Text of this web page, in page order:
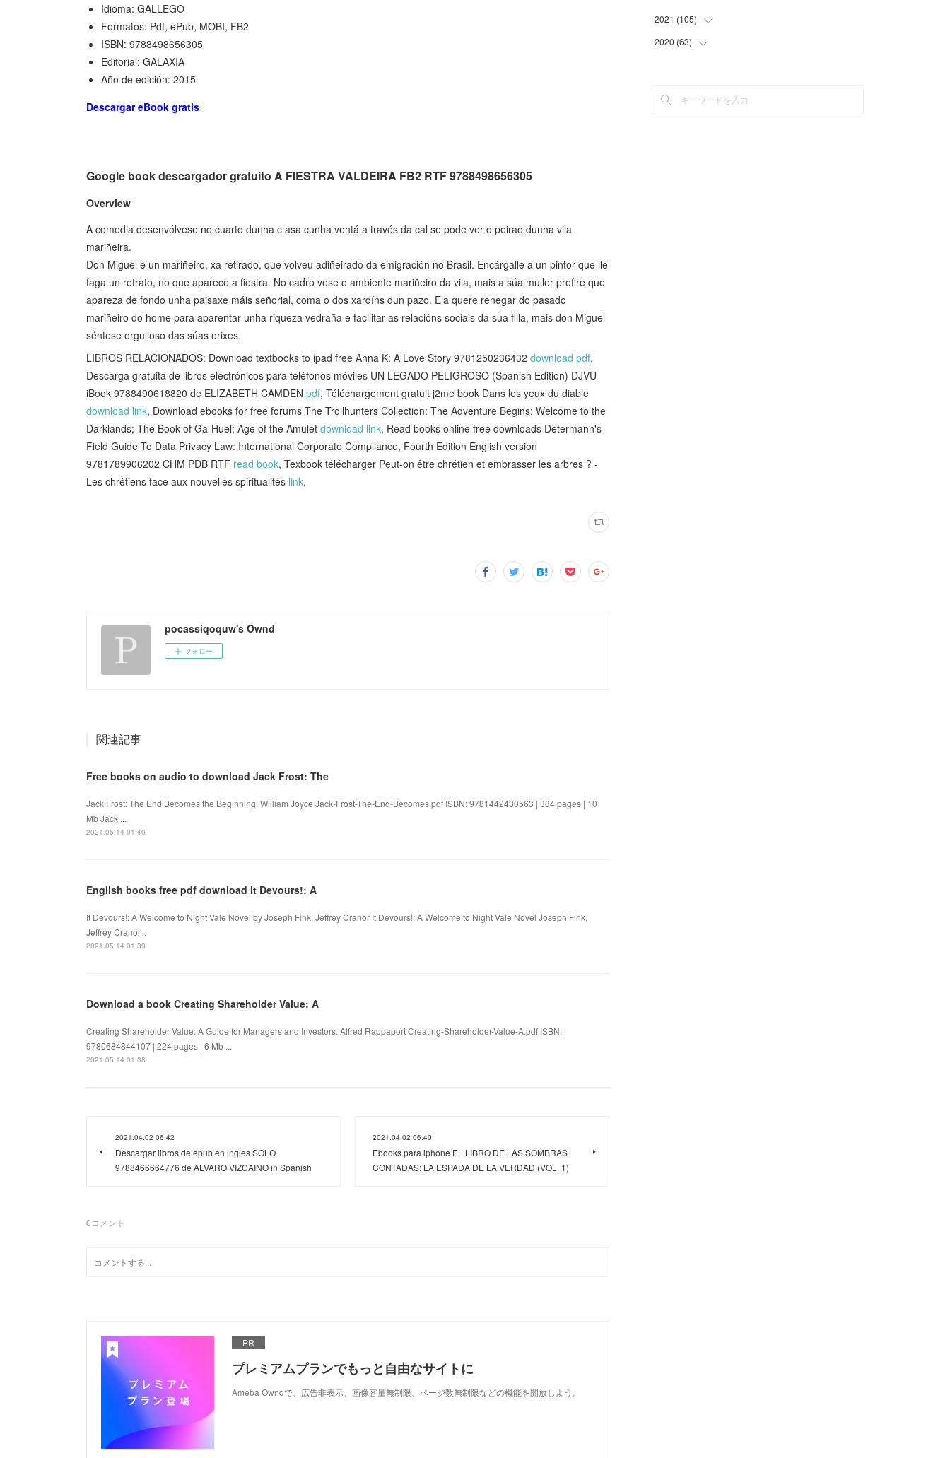
Idioma: GALLEGO
Formatos: Pdf, ePub, MOBI, FB2
ISBN: 9788498656305
Editorial: GALAXIA
Año de edición: 2015
Descargar eBook gratis
Google book descargador gratuito A FIESTRA VALDEIRA FB2 RTF 9788498656305
Overview
A comedia desenvólvese no cuarto dunha c asa cunha ventá a través da cal se pode ver o peirao dunha vila
mariñeira.
Don Miguel é un mariñeiro, xa retirado, que volveu adiñeirado da emigración no Brasil. Encárgalle a un pintor que lle
faga un retrato, no que aparece a fiestra. No cadro vese o ambiente mariñeiro da vila, mais a súa muller prefire que
apareza de fondo unha paisaxe máis señorial, coma o dos xardíns dun pazo. Ela quere renegar do pasado
mariñeiro do home para aparentar unha riqueza vedraña e facilitar as relacións sociais da súa filla, mais don Miguel
séntese orgulloso das súas orixes.
LIBROS RELACIONADOS: Download textbooks to ipad free Anna K: A Love Story 9781250236432 download pdf,
Descarga gratuita de libros electrónicos para teléfonos móviles UN LEGADO PELIGROSO (Spanish Edition) DJVU
iBook 9788490618820 de ELIZABETH CAMDEN pdf, Téléchargement gratuit j2me book Dans les yeux du diable
download link, Download ebooks for free forums The Trollhunters Collection: The Adventure Begins; Welcome to the
Darklands; The Book of Ga-Huel; Age of the Amulet download link, Read books online free downloads Determann's
Field Guide To Data Privacy Law: International Corporate Compliance, Fourth Edition English version
9781789906202 CHM PDB RTF read book, Texbook télécharger Peut-on être chrétien et embrasser les arbres ? -
Les chrétiens face aux nouvelles spiritualités link,
pocassiqoquw's Ownd
フォロー
関連記事
Free books on audio to download Jack Frost: The
Jack Frost: The End Becomes the Beginning. William Joyce Jack-Frost-The-End-Becomes.pdf ISBN: 9781442430563 | 384 pages | 10
Mb Jack ...
2021.05.14 01:40
English books free pdf download It Devours!: A
It Devours!: A Welcome to Night Vale Novel by Joseph Fink, Jeffrey Cranor It Devours!: A Welcome to Night Vale Novel Joseph Fink,
Jeffrey Cranor...
2021.05.14 01:39
Download a book Creating Shareholder Value: A
Creating Shareholder Value: A Guide for Managers and Investors. Alfred Rappaport Creating-Shareholder-Value-A.pdf ISBN:
9780684844107 | 224 pages | 6 Mb ...
2021.05.14 01:38
2021.04.02 06:42
Descargar libros de epub en ingles SOLO
9788466664776 de ALVARO VIZCAINO in Spanish
2021.04.02 06:40
Ebooks para iphone EL LIBRO DE LAS SOMBRAS
CONTADAS: LA ESPADA DE LA VERDAD (VOL. 1)
0コメント
PR
プレミアムプランでもっと自由なサイトに
Ameba Owndで、広告非表示、画像容量無制限、ページ数無制限などの機能を開放しよう。
2021 (105)
(11
)
(
2020 (63)
(